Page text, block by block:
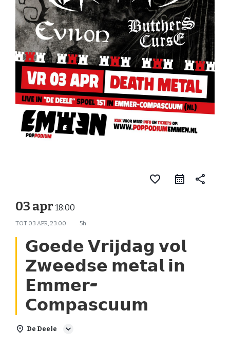
favorite_border share
03 apr 18:00
TOT 03 APR, 23:00 5h
𝗚𝗼𝗲𝗱𝗲 𝗩𝗿𝗶𝗷𝗱𝗮𝗴 𝘃𝗼𝗹
𝗭𝘄𝗲𝗲𝗱𝘀𝗲 𝗺𝗲𝘁𝗮𝗹 𝗶𝗻
𝗘𝗺𝗺𝗲𝗿-
𝗖𝗼𝗺𝗽𝗮𝘀𝗰𝘂𝘂𝗺
De Deele